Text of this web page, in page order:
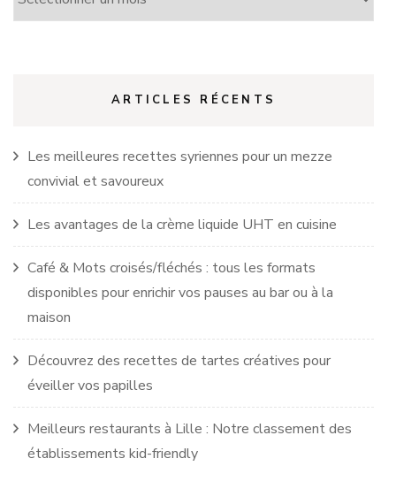
ARTICLES RÉCENTS
Les meilleures recettes syriennes pour un mezze
convivial et savoureux
Les avantages de la crème liquide UHT en cuisine
Café & Mots croisés/fléchés : tous les formats
disponibles pour enrichir vos pauses au bar ou à la
maison
Découvrez des recettes de tartes créatives pour
éveiller vos papilles
Meilleurs restaurants à Lille : Notre classement des
établissements kid-friendly